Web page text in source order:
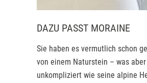
DAZU PASST MORAINE
Sie haben es vermutlich schon
von einem Naturstein – was
unkompliziert wie seine alpine